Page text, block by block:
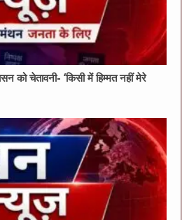
को चेतावनी- ‘किसी में हिम्मत नहीं मेरे